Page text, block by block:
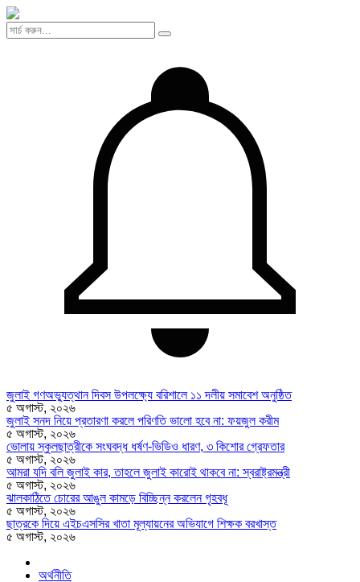
জুলাই গণঅভ্যুত্থান দিবস উপলক্ষ্যে বরিশালে ১১ দলীয় সমাবেশ অনুষ্ঠিত
৫ অগাস্ট, ২০২৬
জুলাই সনদ নিয়ে প্রতারণা করলে পরিণতি ভালো হবে না: ফয়জুল করীম
৫ অগাস্ট, ২০২৬
ভোলায় স্কুলছাত্রীকে সংঘবদ্ধ ধর্ষণ-ভিডিও ধারণ, ৩ কিশোর গ্রেফতার
৫ অগাস্ট, ২০২৬
আমরা যদি বলি জুলাই কার, তাহলে জুলাই কারোই থাকবে না: স্বরাষ্ট্রমন্ত্রী
৫ অগাস্ট, ২০২৬
ঝালকাঠিতে চোরের আঙুল কামড়ে বিচ্ছিন্ন করলেন গৃহবধূ
৫ অগাস্ট, ২০২৬
ছাত্রকে দিয়ে এইচএসসির খাতা মূল্যায়নের অভিযাগে শিক্ষক বরখাস্ত
৫ অগাস্ট, ২০২৬
অর্থনীতি